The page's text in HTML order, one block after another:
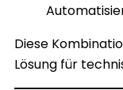
Diese
Lösung für